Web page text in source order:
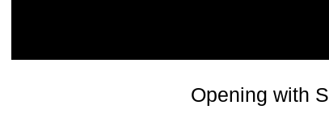
Opening with